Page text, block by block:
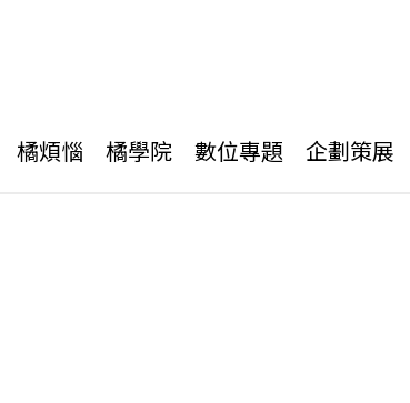
橘煩惱 橘學院 數位專題 企劃策展